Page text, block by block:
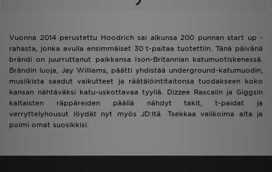
Vuonna 2014 perustettu Hoodrich sai alkunsa 200 punnan start up -
rahasta, jonka avulla ensimmäiset 30 t-paitaa tuotettiin. Tänä päivänä
brändi on juurruttanut paikkansa Ison-Britannian katumuotiskenessä.
Brändin luoja, Jay Williams, päätti yhdistää underground-katumuodin,
musiikista saadut vaikutteet ja räätälöintitaitonsa tuodakseen koko
kansan nähtäväksi katu-uskottavaa tyyliä. Dizzee Rascalin ja Giggsin
kaltaisten räppäreiden päällä nähdyt takit, t-paidat ja
verryttelyhousut löydät nyt myös JD:ltä. Tsekkaa valikoima alta ja
poimi omat suosikkisi.